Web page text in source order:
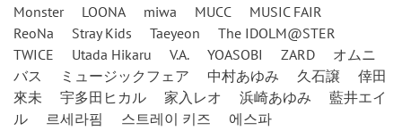
Monster
LOONA miwa MUCC
MUSIC FAIR
ReoNa
Stray Kids Taeyeon
The IDOLM@STER
TWICE
Utada Hikaru V.A. YOASOBI ZARD
オムニ
バス
ミュージックフェア 中村あゆみ 久石譲
倖田
來未
宇多田ヒカル 家入レオ 浜崎あゆみ
藍井エイ
ル
르세라핌 스트레이 키즈 에스파